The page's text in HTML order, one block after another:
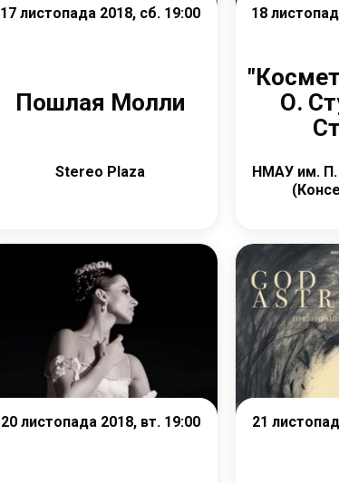
17 листопада 2018, сб. 19:00
Пошлая Молли
Stereo Plaza
Детальніше
18
О.
НМАУ им. П.
20 листопада 2018, вт. 19:00 21